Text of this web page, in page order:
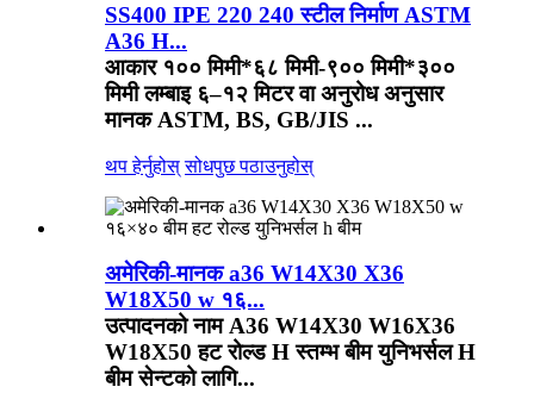
SS400 IPE 220 240 स्टील निर्माण ASTM
A36 H...
आकार १०० मिमी*६८ मिमी-९०० मिमी*३००
मिमी लम्बाइ ६–१२ मिटर वा अनुरोध अनुसार
मानक ASTM, BS, GB/JIS ...
थप हेर्नुहोस् सोधपुछ पठाउनुहोस्
अमेरिकी-मानक a36 W14X30 X36
W18X50 w १६...
उत्पादनको नाम A36 W14X30 W16X36
W18X50 हट रोल्ड H स्तम्भ बीम युनिभर्सल H
बीम सेन्टको लागि...